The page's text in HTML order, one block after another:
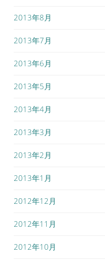
2013年8月
2013年7月
2013年6月
2013年5月
2013年4月
2013年3月
2013年2月
2013年1月
2012年12月
2012年11月
2012年10月